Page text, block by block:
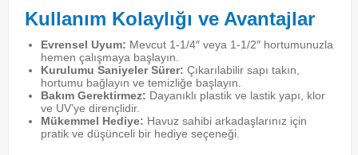
Kullanım Kolaylığı ve Avantajlar
Evrensel Uyum: Mevcut 1-1/4″ veya 1-1/2″ hortumunuzla
hemen çalışmaya başlayın.
Kurulumu Saniyeler Sürer: Çıkarılabilir sapı takın,
hortumu bağlayın ve temizliğe başlayın.
Bakım Gerektirmez: Dayanıklı plastik ve lastik yapı, klor
ve UV’ye dirençlidir.
Mükemmel Hediye: Havuz sahibi arkadaşlarınız için
pratik ve düşünceli bir hediye seçeneği.